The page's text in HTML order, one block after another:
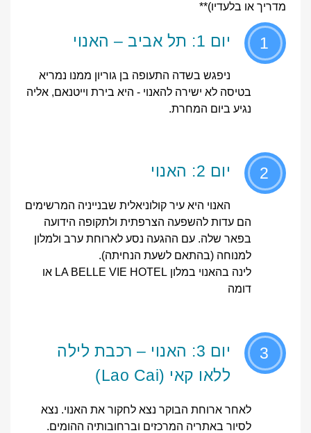
מדריך או בלעדיו)**
1 יום 1: תל אביב – האנוי
ניפגש בשדה התעופה בן גוריון ממנו נמריא
בטיסה לא ישירה להאנוי - היא בירת וייטנאם, אליה
נגיע ביום המחרת.
2 יום 2: האנוי
האנוי היא עיר קולוניאלית שבנייניה המרשימים
הם עדות להשפעה הצרפתית ולתקופה הידועה
בפאר שלה. עם ההגעה נסע לארוחת ערב ולמלון
למנוחה (בהתאם לשעת הנחיתה).
לינה בהאנוי במלון LA BELLE VIE HOTEL או
דומה
3
יום 3: האנוי – רכבת לילה
ללאו קאי (Lao Cai)
לאחר ארוחת הבוקר נצא לחקור את האנוי. נצא
לסיור באתריה המרכזים וברחובותיה ההומים.